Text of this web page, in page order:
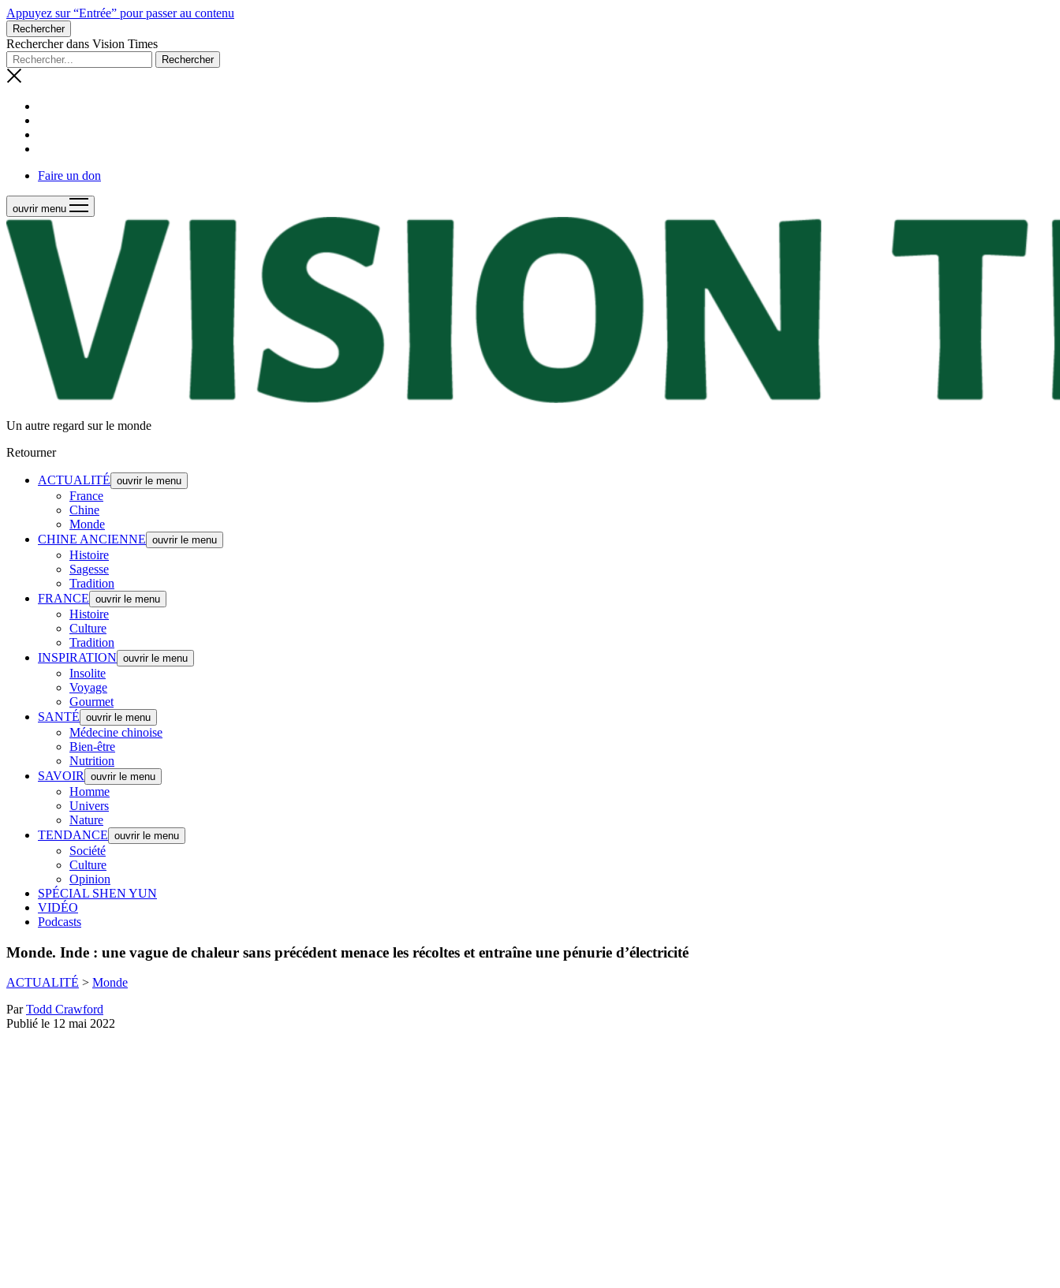
Appuyez sur “Entrée” pour passer au contenu
Rechercher
Rechercher dans Vision Times
Faire un don
ouvrir menu
Un autre regard sur le monde
Retourner
ACTUALITÉ ouvrir le menu
France
Chine
Monde
CHINE ANCIENNE ouvrir le menu
Histoire
Sagesse
Tradition
FRANCE ouvrir le menu
Histoire
Culture
Tradition
INSPIRATION ouvrir le menu
Insolite
Voyage
Gourmet
SANTÉ ouvrir le menu
Médecine chinoise
Bien-être
Nutrition
SAVOIR
ouvrir le menu
Homme
Univers
Nature
TENDANCE ouvrir le menu
Société
Culture
Opinion
SPÉCIAL SHEN YUN
VIDÉO
Podcasts
Monde. Inde : une vague de chaleur sans précédent menace les récoltes et entraîne une pénurie d’électricité
ACTUALITÉ > Monde
ParTodd Crawford
Publié le 12 mai 2022